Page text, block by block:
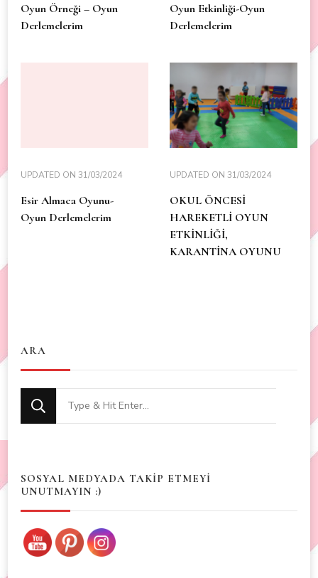
Oyun Örneği – Oyun
Derlemelerim
Oyun Etkinliği-Oyun
Derlemelerim
UPDATED ON 31/03/2024
Esir Almaca Oyunu-
Oyun Derlemelerim
UPDATED ON 31/03/2024
OKUL ÖNCESİ
HAREKETLİ OYUN
ETKİNLİĞİ,
KARANTİNA OYUNU
ARA
Looking
for
SOSYAL MEDYADA TAKİP ETMEYİ
UNUTMAYIN :)